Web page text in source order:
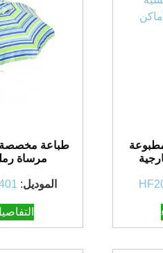
طباعة
مرساة
الموديل: